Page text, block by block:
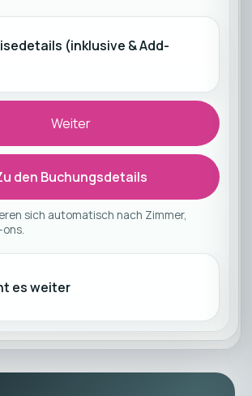
(inklusive & Add-
Weiter
den Buchungsdetails
sich automatisch nach Zimmer,
es weiter